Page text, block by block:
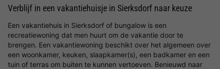
Verblijf in een vakantiehuisje in Sierksdorf naar keuze
Een vakantiehuis in Sierksdorf of bungalow is een
recreatiewoning dat men huurt om de vakantie door te
brengen. Een vakantiewoning beschikt over het algemeen over
een woonkamer, keuken, slaapkamer(s), een badkamer en een
tuin of terras om buiten te kunnen vertoeven. Benieuwd naar